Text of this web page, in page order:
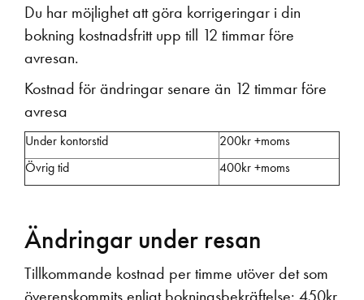
Du har möjlighet att göra korrigeringar i din
bokning kostnadsfritt upp till 12 timmar före
avresan.
Kostnad för ändringar senare än 12 timmar före
avresa
Under kontorstid
200kr +moms
Övrig tid
400kr +moms
Ändringar under resan
Tillkommande kostnad per timme utöver det som